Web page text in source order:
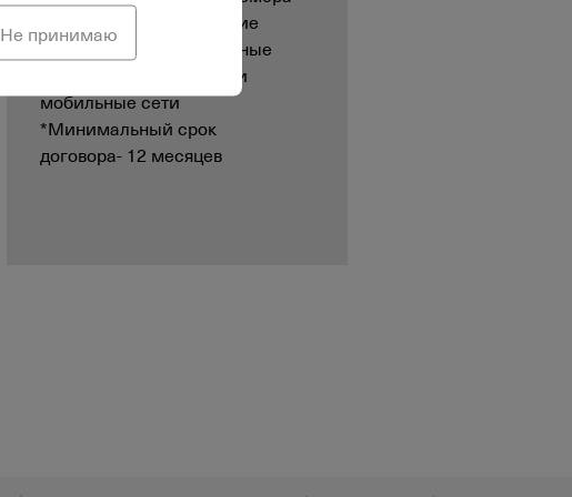
включает в себя открытие
прозвонки на все основные
эстонские настольные и
мобильные сети
*Минимальный срок
договора- 12 месяцев
Не принимаю